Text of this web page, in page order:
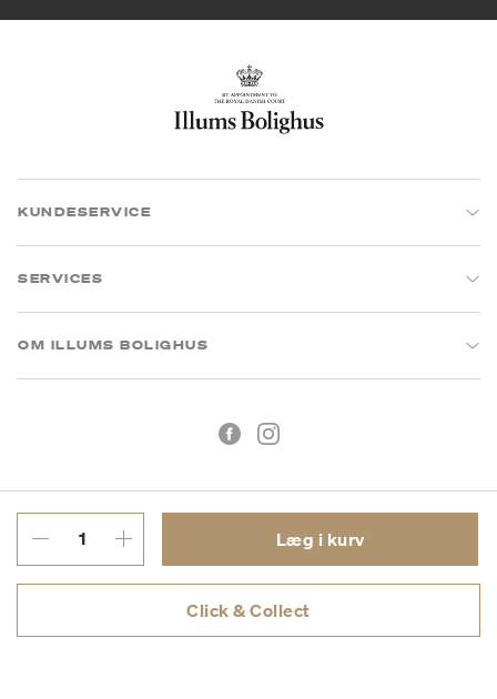
Læg i kurv
Click & Collect
KUNDESERVICE
SERVICES
OM ILLUMS BOLIGHUS
CVR: 26573394